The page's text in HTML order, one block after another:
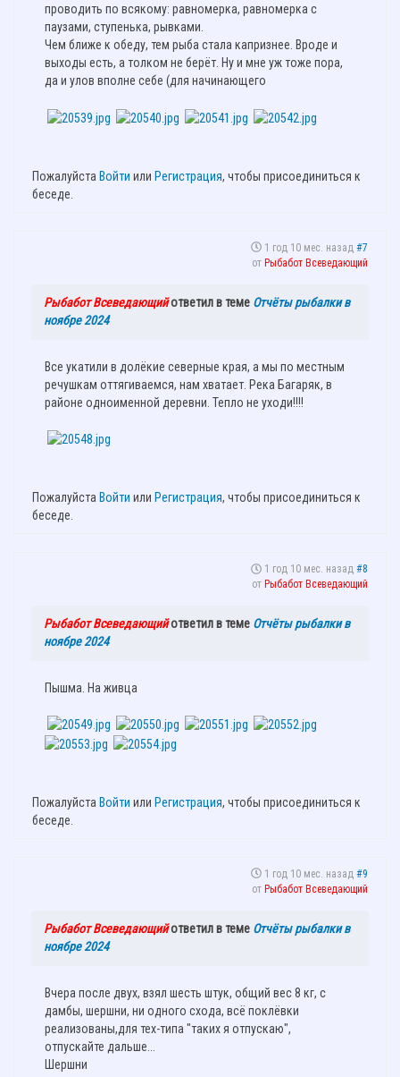
проводить по всякому: равномерка, равномерка с
паузами, ступенька, рывками.
Чем ближе к обеду, тем рыба стала капризнее. Вроде и
выходы есть, а толком не берёт. Ну и мне уж тоже пора,
да и улов вполне себе (для начинающего
Пожалуйста Войти или Регистрация, чтобы присоединиться к
беседе.
1 год 10 мес. назад #7
от Рыбабот Всеведающий
Рыбабот Всеведающийответил в теме Отчёты рыбалки в
ноябре 2024
Все укатили в долëкие северные края, а мы по местным
речушкам оттягиваемся, нам хватает. Река Багаряк, в
районе одноименной деревни. Тепло не уходи!!!!
Пожалуйста Войти или Регистрация, чтобы присоединиться к
беседе.
1 год 10 мес. назад #8
от Рыбабот Всеведающий
Рыбабот Всеведающийответил в теме Отчёты рыбалки в
ноябре 2024
Пышма. На живца
Пожалуйста Войти или Регистрация, чтобы присоединиться к
беседе.
1 год 10 мес. назад #9
от Рыбабот Всеведающий
Рыбабот Всеведающийответил в теме Отчёты рыбалки в
ноябре 2024
Вчера после двух, взял шесть штук, общий вес 8 кг, с
дамбы, шершни, ни одного схода, всё поклёвки
реализованы,для тех-типа "таких я отпускаю",
отпускайте дальше...
Шершни